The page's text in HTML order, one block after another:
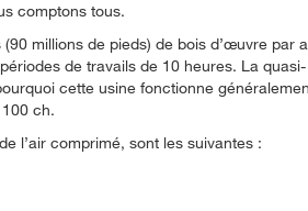
comptons tous.
millions de pieds) de bois d’œuvre par
de travails de 10 heures. La quasi-
cette usine fonctionne
ch.
l’air comprimé, sont les suivantes :